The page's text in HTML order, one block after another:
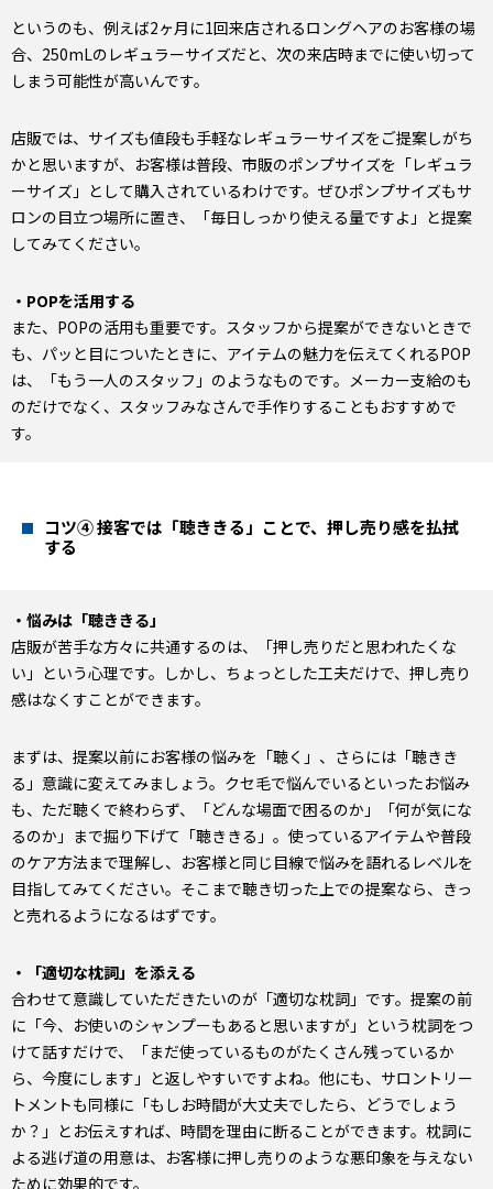
というのも、例えば2ヶ月に1回来店されるロングヘアのお客様の場
合、250mLのレギュラーサイズだと、次の来店時までに使い切って
しまう可能性が高いんです。
店販では、サイズも値段も手軽なレギュラーサイズをご提案しがち
かと思いますが、お客様は普段、市販のポンプサイズを「レギュラ
ーサイズ」として購入されているわけです。ぜひポンプサイズもサ
ロンの目立つ場所に置き、「毎日しっかり使える量ですよ」と提案
してみてください。
・POPを活用する
また、POPの活用も重要です。スタッフから提案ができないときで
も、パッと目についたときに、アイテムの魅力を伝えてくれるPOP
は、「もう一人のスタッフ」のようなものです。メーカー支給のも
のだけでなく、スタッフみなさんで手作りすることもおすすめで
す。
コツ④ 接客では「聴ききる」ことで、押し売り感を払拭
する
・悩みは「聴ききる」
店販が苦手な方々に共通するのは、「押し売りだと思われたくな
い」という心理です。しかし、ちょっとした工夫だけで、押し売り
感はなくすことができます。
まずは、提案以前にお客様の悩みを「聴く」、さらには「聴きき
る」意識に変えてみましょう。クセ毛で悩んでいるといったお悩み
も、ただ聴くで終わらず、「どんな場面で困るのか」「何が気にな
るのか」まで掘り下げて「聴ききる」。使っているアイテムや普段
のケア方法まで理解し、お客様と同じ目線で悩みを語れるレベルを
目指してみてください。そこまで聴き切った上での提案なら、きっ
と売れるようになるはずです。
・「適切な枕詞」を添える
合わせて意識していただきたいのが「適切な枕詞」です。提案の前
に「今、お使いのシャンプーもあると思いますが」という枕詞をつ
けて話すだけで、「まだ使っているものがたくさん残っているか
ら、今度にします」と返しやすいですよね。他にも、サロントリー
トメントも同様に「もしお時間が大丈夫でしたら、どうでしょう
か？」とお伝えすれば、時間を理由に断ることができます。枕詞に
よる逃げ道の用意は、お客様に押し売りのような悪印象を与えない
ために効果的です。